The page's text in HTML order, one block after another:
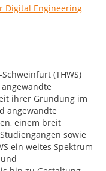
Digital Engineering
(THWS)
ihrer Gründung im
angewandte
einem breit
sowie
ein weites Spektrum